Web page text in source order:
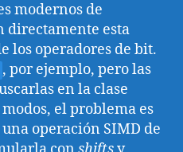
modernos de
directamente esta
los operadores de bit.
, por ejemplo, pero las
en la clase
modos, el problema es
operación SIMD de